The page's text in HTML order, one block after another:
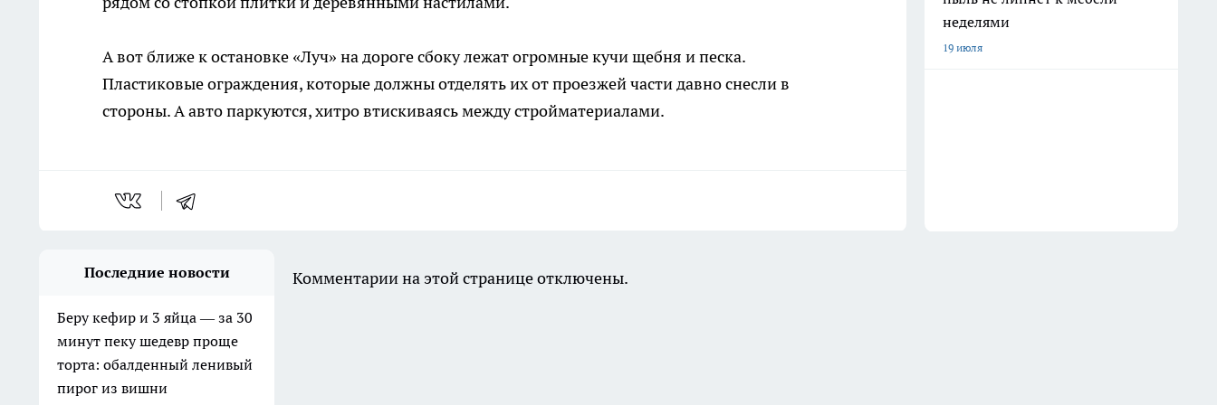
А вот ближе к остановке «Луч» на дороге сбоку лежат огромные кучи щебня и песка.
Пластиковые ограждения, которые должны отделять их от проезжей части давно снесли в
стороны. А авто паркуются, хитро втискиваясь между стройматериалами.
неделями
19 июля
Последние новости
Беру кефир и 3 яйца — за 30
минут пеку шедевр проще
торта: обалденный ленивый
пирог из вишни
Комментарии на этой странице отключены.